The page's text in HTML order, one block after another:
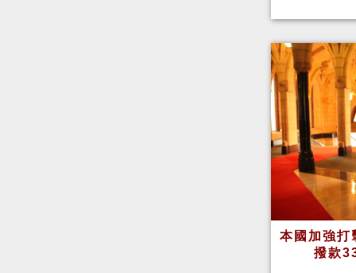
本國加強打
撥款